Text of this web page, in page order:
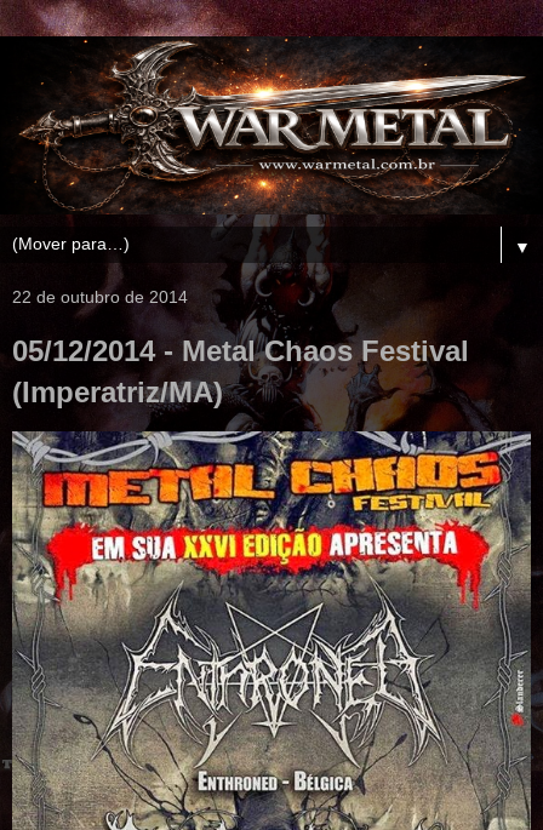
▼
22 de outubro de 2014
05/12/2014 - Metal Chaos Festival
(Imperatriz/MA)